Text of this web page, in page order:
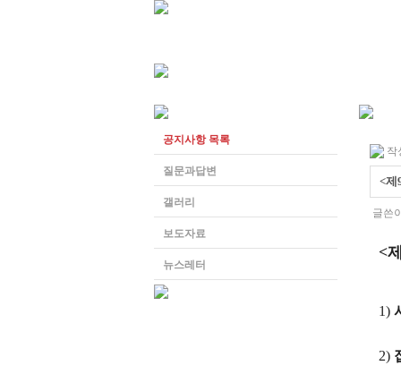
공지사항 목록
질문과답변
갤러리
보도자료
뉴스레터
작
<제
글쓴
<
1)
2)